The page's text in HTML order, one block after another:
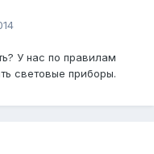
У нас по правилам
световые приборы.